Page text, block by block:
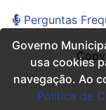
Perguntas
Governo
usa cookies
navegação. Ao
Política de